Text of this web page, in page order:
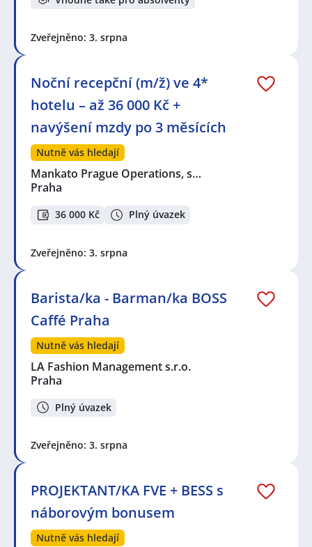
Zveřejněno: 3. srpna
Noční recepční (m/ž) ve 4*
hotelu – až 36 000 Kč +
navýšení mzdy po 3 měsících
Nutně vás hledají
Mankato Prague Operations, s…
Praha
36 000 Kč Plný úvazek
Zveřejněno: 3. srpna
Barista/ka - Barman/ka BOSS
Caffé Praha
Nutně vás hledají
LA Fashion Management s.r.o.
Praha
Plný úvazek
Zveřejněno: 3. srpna
PROJEKTANT/KA FVE + BESS s
náborovým bonusem
Nutně vás hledají